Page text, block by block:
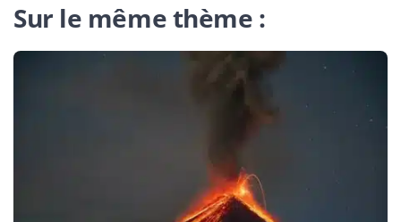
Sur le même thème :